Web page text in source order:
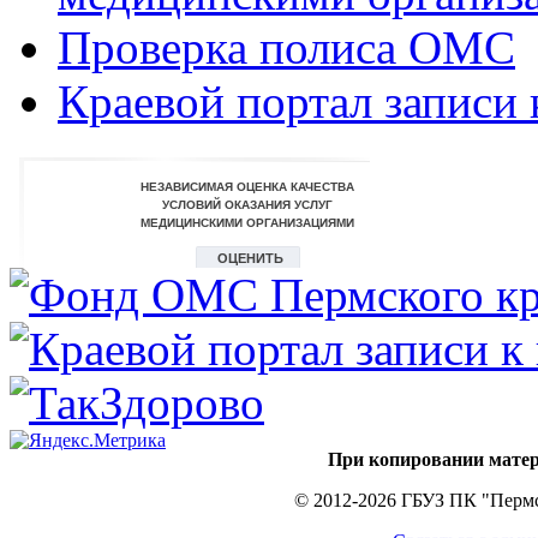
Проверка полиса ОМС
Краевой портал записи
При копировании
© 2012-2026 ГБУЗ ПК